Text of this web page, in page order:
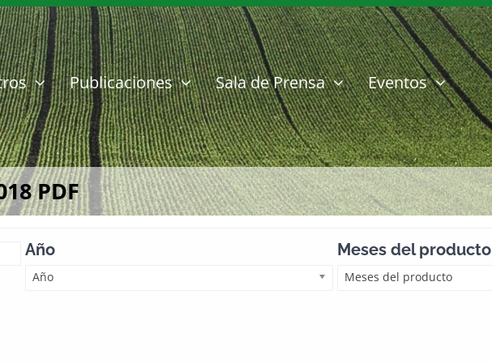
Publicaciones Sala de Prensa Eventos
PDF
Año
Año
Meses del producto
Meses del producto